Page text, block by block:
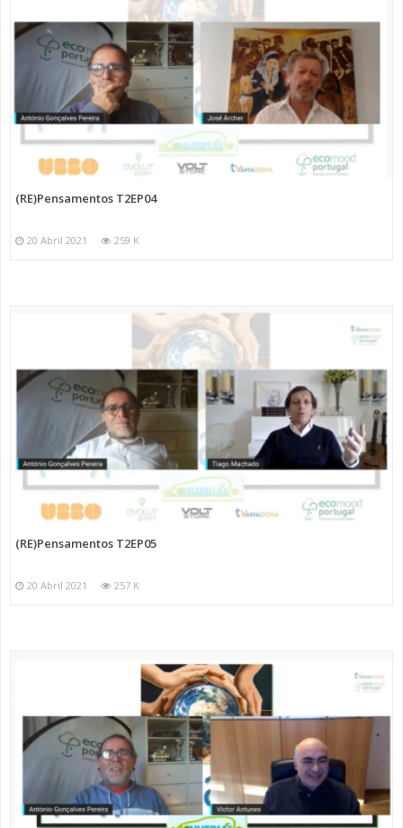
(RE)Pensamentos T2EP04
20 Abril 2021 259 K
(RE)Pensamentos T2EP05
20 Abril 2021 257 K